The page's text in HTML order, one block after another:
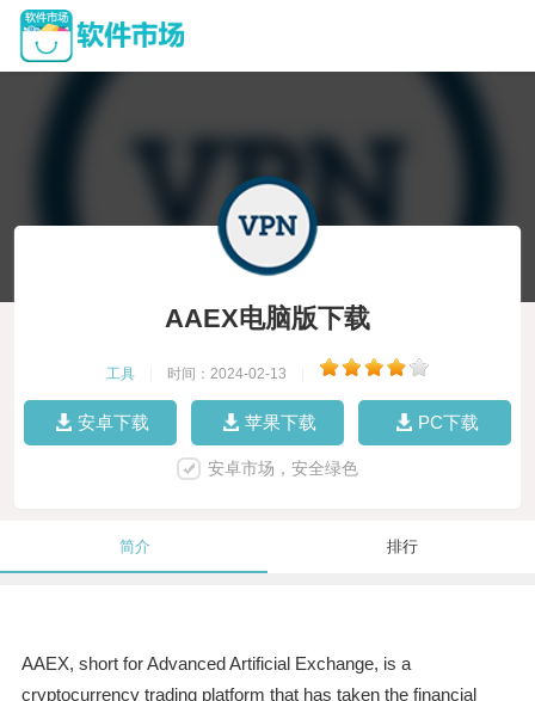
AAEX电脑版下载
工具 时间：2024-02-13
安卓下载 苹果下载 PC下载
安卓市场，安全绿色
简介 排行
AAEX, short for Advanced Artificial Exchange, is a
cryptocurrency trading platform that has taken the financial